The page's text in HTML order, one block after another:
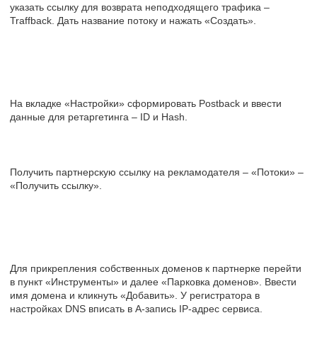
указать ссылку для возврата неподходящего трафика –
Traffback. Дать название потоку и нажать «Создать».
На вкладке «Настройки» сформировать Postback и ввести
данные для ретаргетинга – ID и Hash.
Получить партнерскую ссылку на рекламодателя – «Потоки» –
«Получить ссылку».
Для прикрепления собственных доменов к партнерке перейти
в пункт «Инструменты» и далее «Парковка доменов». Ввести
имя домена и кликнуть «Добавить». У регистратора в
настройках DNS вписать в A-запись IP-адрес сервиса.